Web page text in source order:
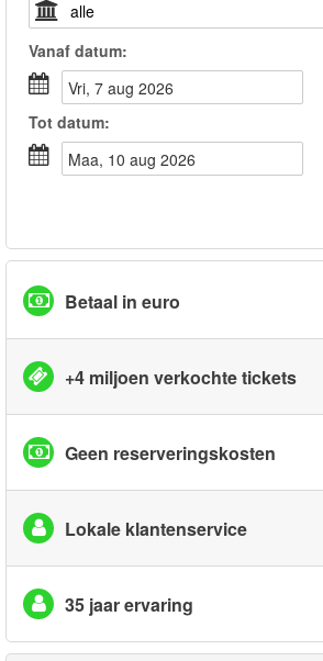
Vanaf datum:
vri, 7 aug 2026
Tot datum:
maa, 10 aug 2026
Betaal in euro
+4 miljoen verkochte tickets
Geen reserveringskosten
Lokale klantenservice
35 jaar ervaring